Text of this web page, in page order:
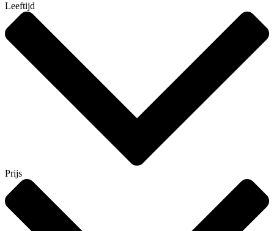
Leeftijd
Prijs